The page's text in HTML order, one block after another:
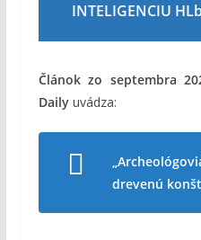
INTELIGENCIU
Článok zo septembra
Dailyuvádza:
drevenú